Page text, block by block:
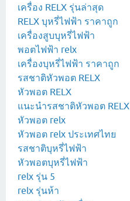
เครื่อง RELX รุ่นล่าสุด
RELX บุหรี่ไฟฟ้า ราคาถูก
เครื่องสูบบุหรี่ไฟฟ้า
พอตไฟฟ้า relx
เครื่องบุหรี่ไฟฟ้า ราคาถูก
รสชาติหัวพอต RELX
หัวพอต RELX
แนะนำรสชาติหัวพอต RELX
หัวพอต relx
หัวพอต relx ประเทศไทย
รสชาติบุหรี่ไฟฟ้า
หัวพอตบุหรี่ไฟฟ้า
relx รุ่น 5
relx รุ่นห้า